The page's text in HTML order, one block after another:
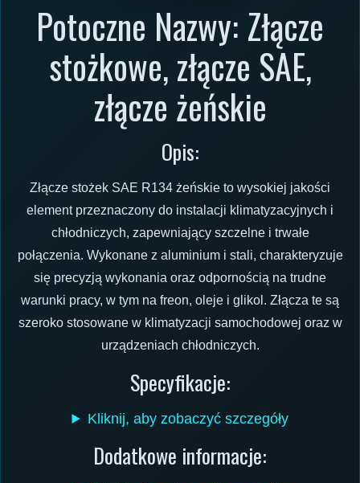
Potoczne Nazwy: Złącze
stożkowe, złącze SAE,
złącze żeńskie
Opis:
Złącze stożek SAE R134 żeńskie to wysokiej jakości
element przeznaczony do instalacji klimatyzacyjnych i
chłodniczych, zapewniający szczelne i trwałe
połączenia. Wykonane z aluminium i stali, charakteryzuje
się precyzją wykonania oraz odpornością na trudne
warunki pracy, w tym na freon, oleje i glikol. Złącza te są
szeroko stosowane w klimatyzacji samochodowej oraz w
urządzeniach chłodniczych.
Specyfikacje:
Kliknij, aby zobaczyć szczegóły
Dodatkowe informacje: